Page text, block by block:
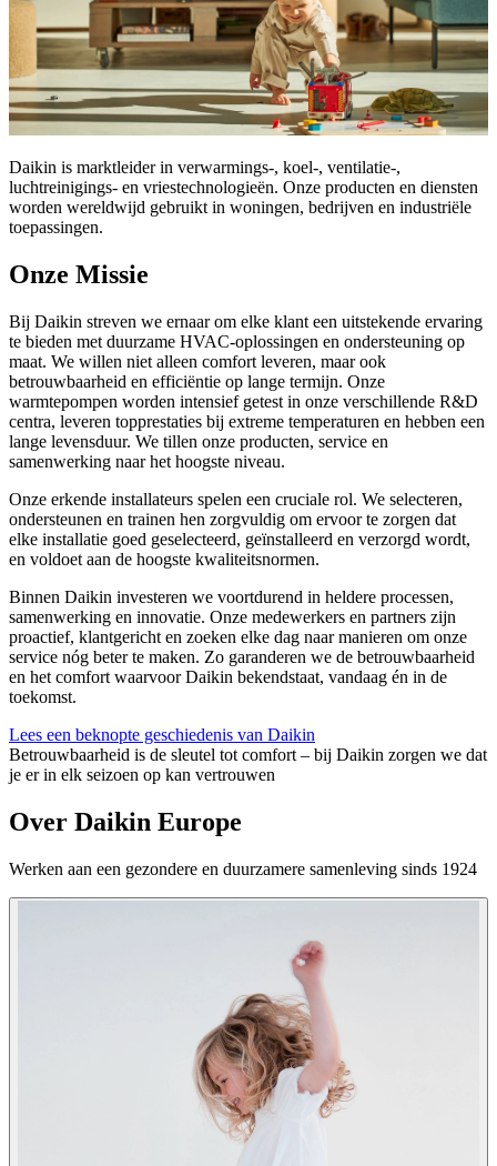
Daikin is marktleider in verwarmings-, koel-, ventilatie-,
luchtreinigings- en vriestechnologieën. Onze producten en diensten
worden wereldwijd gebruikt in woningen, bedrijven en industriële
toepassingen.
Onze Missie
Bij Daikin streven we ernaar om elke klant een uitstekende ervaring
te bieden met duurzame HVAC-oplossingen en ondersteuning op
maat. We willen niet alleen comfort leveren, maar ook
betrouwbaarheid en efficiëntie op lange termijn. Onze
warmtepompen worden intensief getest in onze verschillende R&D
centra, leveren topprestaties bij extreme temperaturen en hebben een
lange levensduur. We tillen onze producten, service en
samenwerking naar het hoogste niveau.
Onze erkende installateurs spelen een cruciale rol. We selecteren,
ondersteunen en trainen hen zorgvuldig om ervoor te zorgen dat
elke installatie goed geselecteerd, geïnstalleerd en verzorgd wordt,
en voldoet aan de hoogste kwaliteitsnormen.
Binnen Daikin investeren we voortdurend in heldere processen,
samenwerking en innovatie. Onze medewerkers en partners zijn
proactief, klantgericht en zoeken elke dag naar manieren om onze
service nóg beter te maken. Zo garanderen we de betrouwbaarheid
en het comfort waarvoor Daikin bekendstaat, vandaag én in de
toekomst.
Lees een beknopte geschiedenis van Daikin
Betrouwbaarheid is de sleutel tot comfort – bij Daikin zorgen we dat
je er in elk seizoen op kan vertrouwen
Over Daikin Europe
Werken aan een gezondere en duurzamere samenleving sinds 1924